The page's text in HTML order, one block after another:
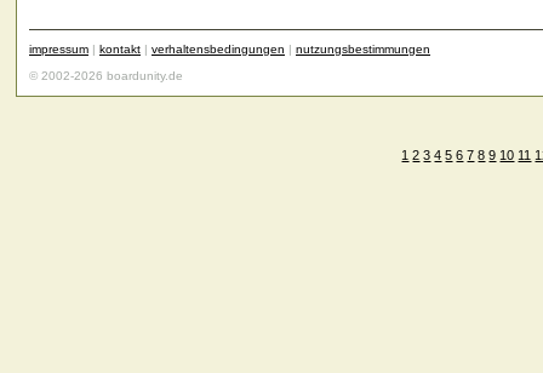
impressum | kontakt | verhaltensbedingungen | nutzungsbestimmungen
© 2002-2026 boardunity.de
1 2 3 4 5 6 7 8 9 10 11